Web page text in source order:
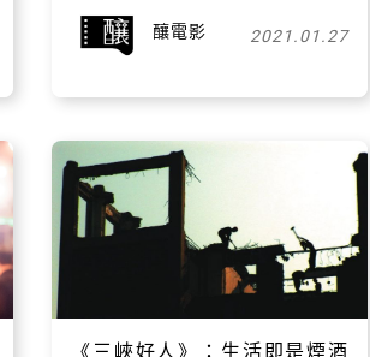
釀電影 2021.01.27
《三峽好人》：生活即是煙酒